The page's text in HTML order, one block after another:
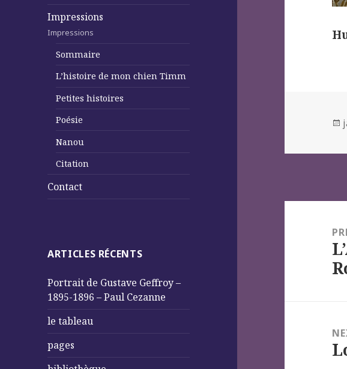
Impressions
Impressions
Sommaire
L’histoire de mon chien Timm
Petites histoires
Poésie
Nanou
Citation
Contact
ARTICLES RÉCENTS
Portrait de Gustave Geffroy –
1895-1896 – Paul Cezanne
le tableau
pages
l’article